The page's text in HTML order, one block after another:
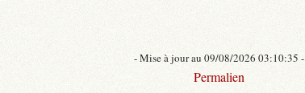
- Mise à jour au 09/08/2026 03:10:35 -
Permalien